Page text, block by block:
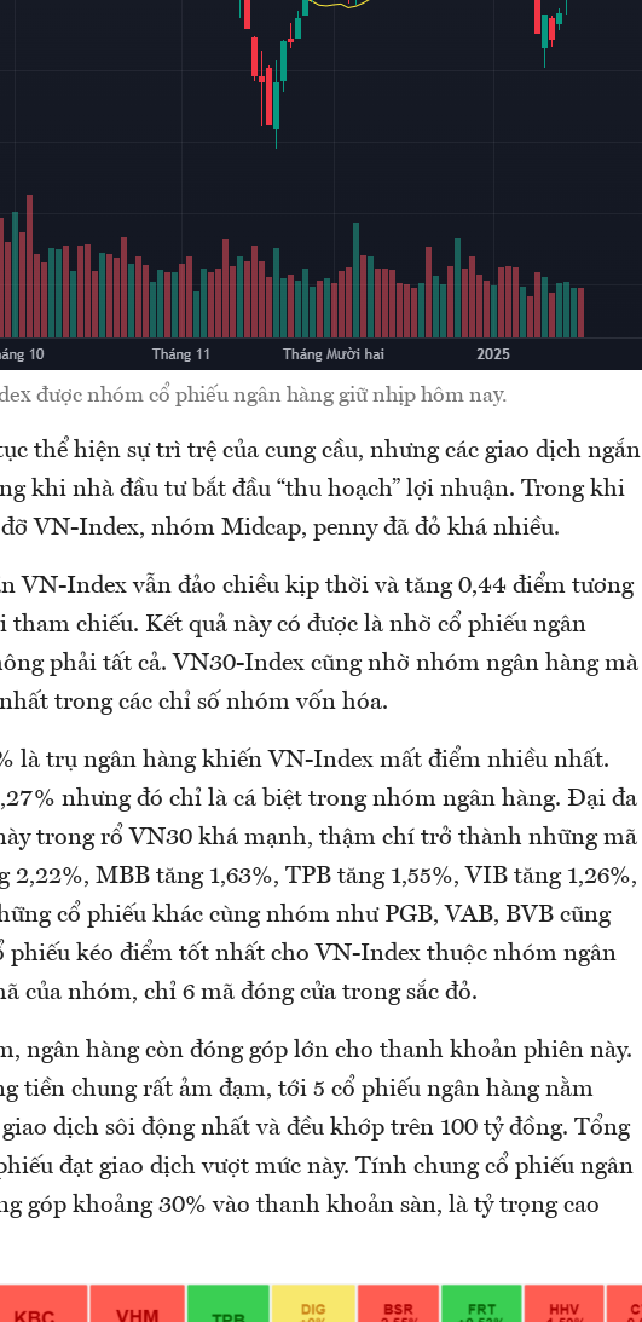
được nhóm cổ phiếu ngân hàng giữ nhịp hôm nay.
thể hiện sự trì trệ của cung cầu, nhưng các giao dịch ngắn
khi nhà đầu tư bắt đầu “thu hoạch” lợi nhuận. Trong khi
VN-Index, nhóm Midcap, penny đã đỏ khá nhiều.
VN-Index vẫn đảo chiều kịp thời và tăng 0,44 điểm tương
tham chiếu. Kết quả này có được là nhờ cổ phiếu ngân
phải tất cả. VN30-Index cũng nhờ nhóm ngân hàng mà
trong các chỉ số nhóm vốn hóa.
là trụ ngân hàng khiến VN-Index mất điểm nhiều nhất.
nhưng đó chỉ là cá biệt trong nhóm ngân hàng. Đại đa
trong rổ VN30 khá mạnh, thậm chí trở thành những mã
MBB tăng 1,63%, TPB tăng 1,55%, VIB tăng 1,26%,
cổ phiếu khác cùng nhóm như PGB, VAB, BVB cũng
phiếu kéo điểm tốt nhất cho VN-Index thuộc nhóm ngân
của nhóm, chỉ 6 mã đóng cửa trong sắc đỏ.
ngân hàng còn đóng góp lớn cho thanh khoản phiên này.
tiền chung rất ảm đạm, tới 5 cổ phiếu ngân hàng nằm
dịch sôi động nhất và đều khớp trên 100 tỷ đồng. Tổng
đạt giao dịch vượt mức này. Tính chung cổ phiếu ngân
góp khoảng 30% vào thanh khoản sàn, là tỷ trọng cao